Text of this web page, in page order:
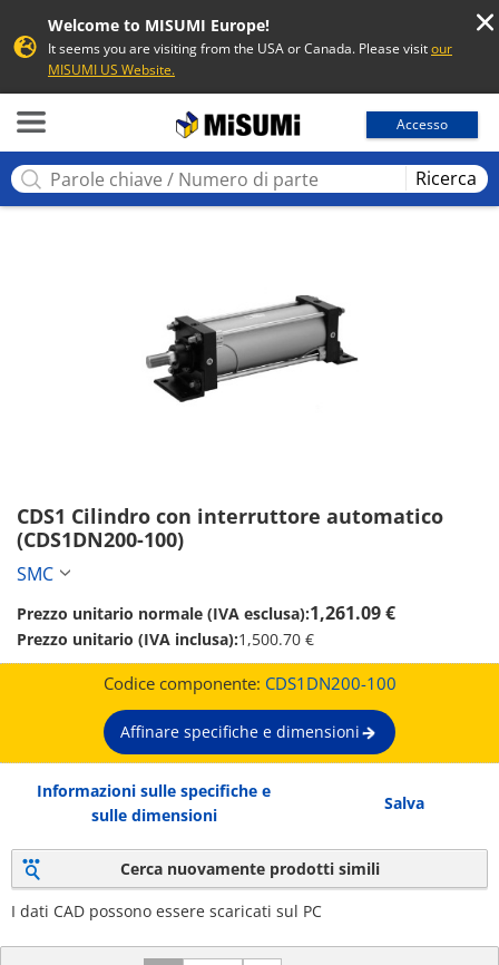
Welcome to MISUMI Europe!
It seems you are visiting from the USA or Canada. Please visitour
MISUMI US Website.
Accesso
Ricerca
CDS1 Cilindro con interruttore automatico
(CDS1DN200-100)
SMC
Prezzo unitario normale (IVA esclusa):1,261.09 €
Prezzo unitario (IVA inclusa):1,500.70 €
Codice componente: CDS1DN200-100
Affinare specifiche e dimensioni
Informazioni sulle specifiche e
sulle dimensioni
Salva
Cerca nuovamente prodotti simili
I dati CAD possono essere scaricati sul PC